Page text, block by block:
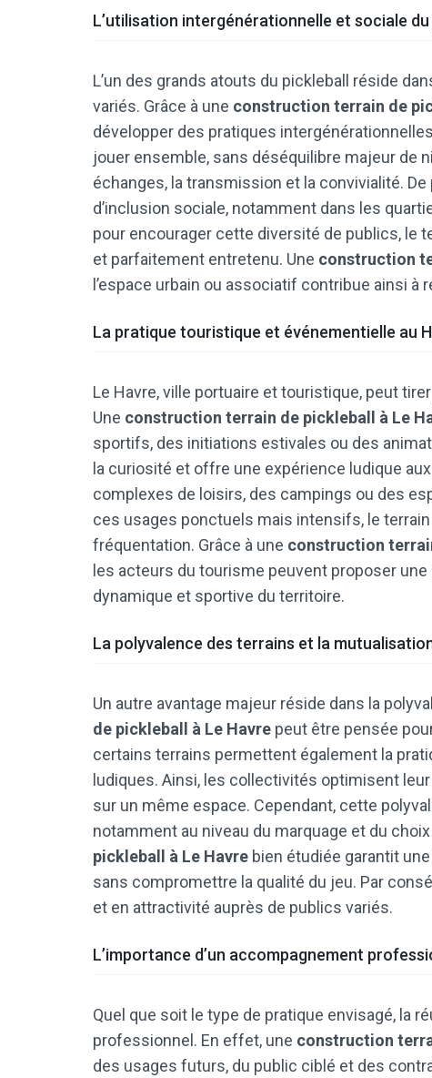
L’utilisation intergénérationnelle et sociale du
L’un des grands atouts du pickleball réside
variés. Grâce à une construction terrain de
développer des pratiques
jouer ensemble, sans déséquilibre majeur de
échanges, la transmission et la convivialité.
d’inclusion sociale, notamment dans les
pour encourager cette diversité de publics, le
et parfaitement entretenu. Une construction
l’espace urbain ou associatif contribue ainsi
La pratique touristique et événementielle au
Le Havre, ville portuaire et touristique, peut
Une construction terrain de pickleball à Le
sportifs, des initiations estivales ou des
la curiosité et offre une expérience ludique
complexes de loisirs, des campings ou des
ces usages ponctuels mais intensifs, le
fréquentation. Grâce à une construction
les acteurs du tourisme peuvent proposer
dynamique et sportive du territoire.
La polyvalence des terrains et la
Un autre avantage majeur réside dans la
de pickleball à Le Havre peut être pensée
certains terrains permettent également la
ludiques. Ainsi, les collectivités optimisent
sur un même espace. Cependant, cette
notamment au niveau du marquage et du
pickleball à Le Havre bien étudiée garantit
sans compromettre la qualité du jeu. Par
et en attractivité auprès de publics variés.
L’importance d’un accompagnement
Quel que soit le type de pratique envisagé, la
professionnel. En effet, une construction
des usages futurs, du public ciblé et des